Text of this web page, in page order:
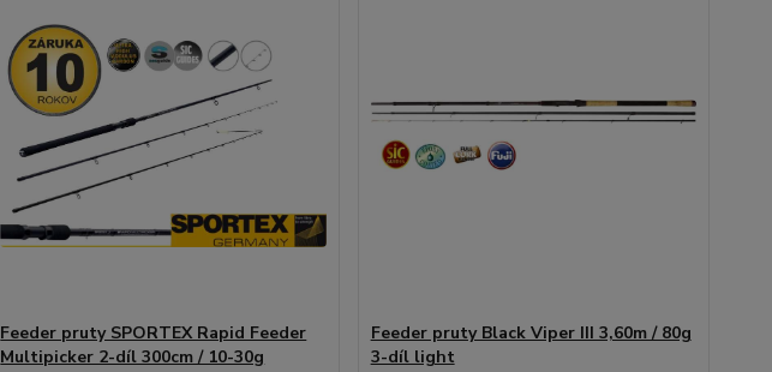
Feeder pruty SPORTEX Rapid Feeder
Multipicker 2-díl 300cm / 10-30g
Feeder pruty Black Viper III 3,60m / 80g
3-díl light